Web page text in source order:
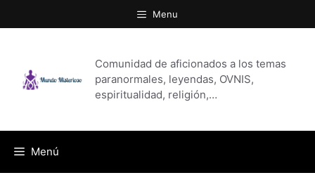
al
Menu
Comunidad de aficionados a los temas
paranormales, leyendas, OVNIS,
espiritualidad, religión,…
Menú